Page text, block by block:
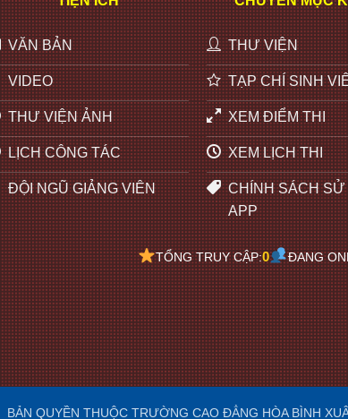
VĂN BẢN
VIDEO
THƯ VIỆN ẢNH
LỊCH CÔNG TÁC
ĐỘI NGŨ GIẢNG VIÊN
THƯ VIỆN
TẠP CHÍ SINH
XEM ĐIỂM THI
XEM LỊCH THI
CHÍNH SÁCH SỬ
APP
TỔNG TRUY CẬP:0 ĐANG
BẢN QUYỀN THUỘC TRƯỜNG CAO ĐẲNG HÒA BÌNH